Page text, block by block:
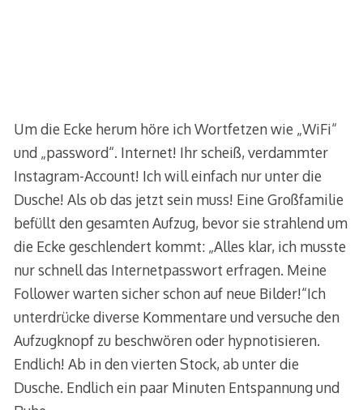
Um die Ecke herum höre ich Wortfetzen wie „WiFi“
und „password“. Internet! Ihr scheiß, verdammter
Instagram-Account! Ich will einfach nur unter die
Dusche! Als ob das jetzt sein muss! Eine Großfamilie
befüllt den gesamten Aufzug, bevor sie strahlend um
die Ecke geschlendert kommt: „Alles klar, ich musste
nur schnell das Internetpasswort erfragen. Meine
Follower warten sicher schon auf neue Bilder!“Ich
unterdrücke diverse Kommentare und versuche den
Aufzugknopf zu beschwören oder hypnotisieren.
Endlich! Ab in den vierten Stock, ab unter die
Dusche. Endlich ein paar Minuten Entspannung und